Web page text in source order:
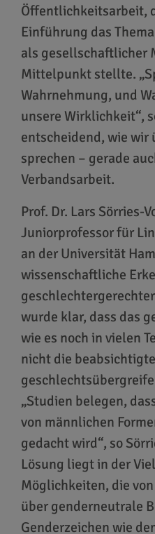
Öffentlichkeitsarbeit,
Einführung das
als gesellschaftlicher
Mittelpunkt stellte.
Wahrnehmung, und
unsere Wirklichkeit“,
entscheidend, wie wir
sprechen – gerade
Verbandsarbeit.
Prof. Dr. Lars Sörries-
Juniorprofessor für
an der Universität
wissenschaftliche
wurde klar, dass das
wie es noch in vielen
nicht die beabsichtigte
„Studien belegen,
von männlichen
gedacht wird“, so
Lösung liegt in der
Möglichkeiten, die
über genderneutrale
Genderzeichen wie